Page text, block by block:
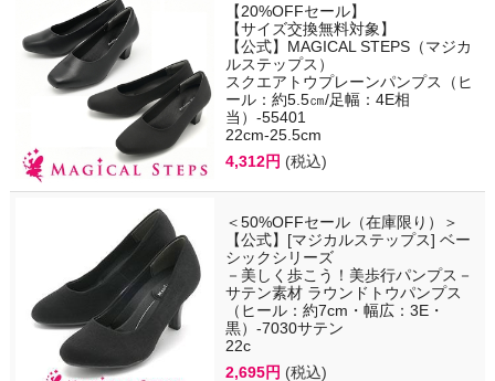
【20%OFFセール】
【サイズ交換無料対象】
【公式】MAGICAL STEPS（マジカ
ルステップス）
スクエアトウプレーンパンプス（ヒ
ール：約5.5㎝/足幅：4E相
当）-55401
22cm-25.5cm
4,312円 (税込)
＜50%OFFセール（在庫限り）＞
【公式】[マジカルステップス] ベー
シックシリーズ
－美しく歩こう！美歩行パンプス－
サテン素材 ラウンドトウパンプス
（ヒール：約7cm・幅広：3E・
黒）-7030サテン
22c
2,695円 (税込)